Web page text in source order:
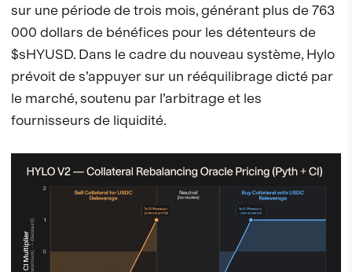
sur une période de trois mois, générant plus de 763
000 dollars de bénéfices pour les détenteurs de
$sHYUSD. Dans le cadre du nouveau système, Hylo
prévoit de s’appuyer sur un rééquilibrage dicté par
le marché, soutenu par l’arbitrage et les
fournisseurs de liquidité.